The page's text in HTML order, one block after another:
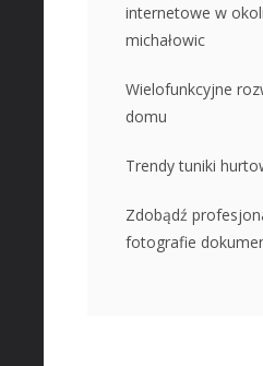
internetowe w
michałowic
Wielofunkcyjne
domu
Trendy tuniki
Zdobądź
fotografie